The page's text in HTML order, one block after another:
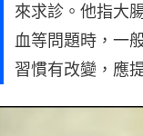
來求診。他指大
血等問題時，一
習慣有改變，應